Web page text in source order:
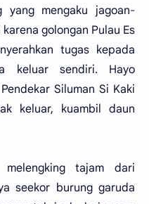
yang mengaku jagoan-
golongan Pulau Es
tugas kepada
keluar sendiri. Hayo
Siluman Si Kaki
keluar, kuambil daun
tajam dari
seekor burung garuda